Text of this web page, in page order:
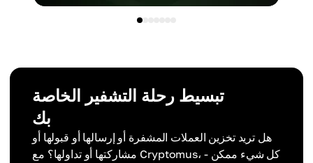
تبسيط رحلة التشفير الخاصة
بك
هل تريد تخزين العملات المشفرة أو إرسالها أو قبولها أو
مشاركتها أو تداولها؟ مع Cryptomus، كل شيء ممكن -